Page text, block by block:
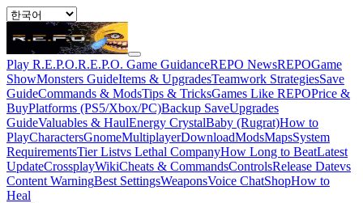
Play R.E.P.O.R.E.P.O. Game GuidanceREPO NewsREPOGame
ShowMonsters GuideItems & UpgradesTeamwork StrategiesSave
GuideCommands & ModsTips & TricksGames Like REPOPrice &
BuyPlatforms (PS5/Xbox/PC)Backup SaveUpgrades
GuideValuables & HaulEnergy CrystalBaby (Rugrat)How to
PlayCharactersGnomeMultiplayerDownloadModsMapsSystem
RequirementsTier Listvs Lethal CompanyHow Long to BeatLatest
UpdateCrossplayWikiCheats & CommandsControlsRelease Datevs
Content WarningBest SettingsWeaponsVoice ChatShopHow to
Heal